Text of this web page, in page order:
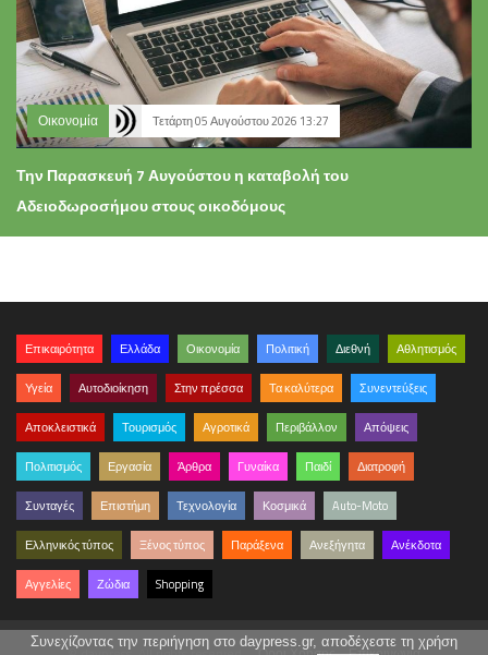
Οικονομία Τετάρτη 05 Αυγούστου 2026 13:27
Την Παρασκευή 7 Αυγούστου η καταβολή του
Αδειοδωροσήμου στους οικοδόμους
Επικαιρότητα Ελλάδα Οικονομία Πολιτική Διεθνή Αθλητισμός
Υγεία Αυτοδιοίκηση Στην πρέσσα Τα καλύτερα Συνεντεύξεις
Αποκλειστικά Τουρισμός Αγροτικά Περιβάλλον Απόψεις
Πολιτισμός Εργασία Άρθρα Γυναίκα Παιδί Διατροφή
Συνταγές Επιστήμη Τεχνολογία Κοσμικά Auto-Moto
Ελληνικός τύπος Ξένος τύπος Παράξενα Ανεξήγητα Ανέκδοτα
Αγγελίες Ζώδια Shopping
Συνεχίζοντας την περιήγηση στο daypress.gr, αποδέχεστε τη χρήση